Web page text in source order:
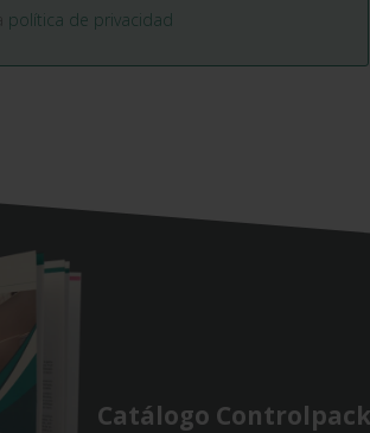
política de privacidad
Catálogo Controlpack